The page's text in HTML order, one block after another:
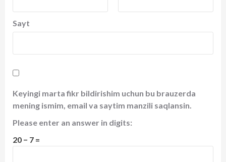
Sayt
Keyingi marta fikr bildirishim uchun bu brauzerda
mening ismim, email va saytim manzili saqlansin.
Please enter an answer in digits:
20 − 7 =